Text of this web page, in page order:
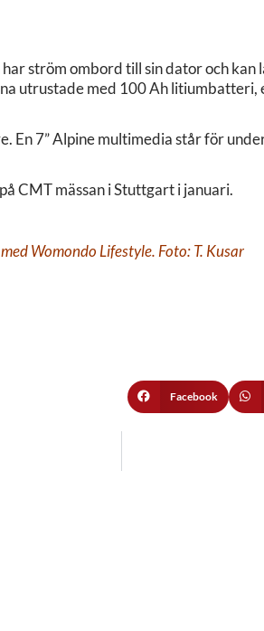
ström ombord till sin dator och kan
utrustade med 100 Ah litiumbatteri,
En 7” Alpine multimedia står för
CMT mässan i Stuttgart i januari.
Womondo Lifestyle. Foto: T. Kusar
Facebook